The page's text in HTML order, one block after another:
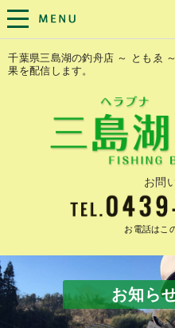
千葉県三島湖の釣舟店 ～ ともゑ
果を配信します。
お問
お電話はこ
お知ら